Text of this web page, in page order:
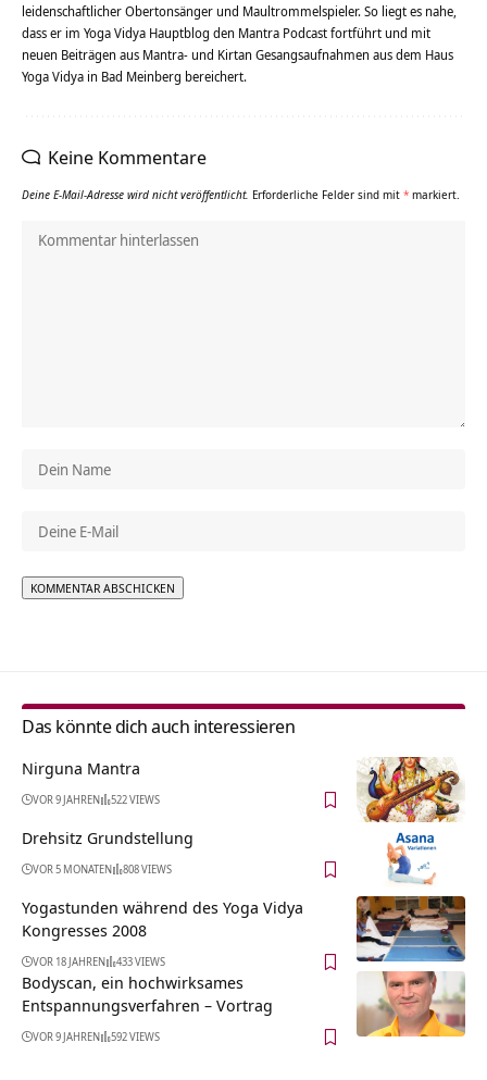
leidenschaftlicher Obertonsänger und Maultrommelspieler. So liegt es nahe,
dass er im Yoga Vidya Hauptblog den Mantra Podcast fortführt und mit
neuen Beiträgen aus Mantra- und Kirtan Gesangsaufnahmen aus dem Haus
Yoga Vidya in Bad Meinberg bereichert.
Keine Kommentare
Deine E-Mail-Adresse wird nicht veröffentlicht. Erforderliche Felder sind mit * markiert.
Das könnte dich auch interessieren
Nirguna Mantra
VOR 9 JAHREN 522 VIEWS
Drehsitz Grundstellung
VOR 5 MONATEN 808 VIEWS
Yogastunden während des Yoga Vidya
Kongresses 2008
VOR 18 JAHREN 433 VIEWS
Bodyscan, ein hochwirksames
Entspannungsverfahren – Vortrag
VOR 9 JAHREN 592 VIEWS